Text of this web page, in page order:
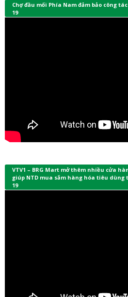
Chợ đầu mối Phía Nam đảm bảo công
19
VTV1 – BRG Mart mở thêm nhiều cửa
giúp NTD mua sắm hàng hóa tiêu dùng
19